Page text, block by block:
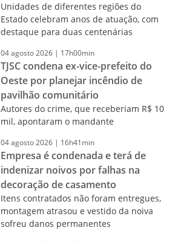
Unidades de diferentes regiões do
Estado celebram anos de atuação, com
destaque para duas centenárias
04agosto2026 | 17h00min
TJSC condena ex-vice-prefeito do
Oeste por planejar incêndio de
pavilhão comunitário
Autores do crime, que receberiam R$ 10
mil, apontaram o mandante
04agosto2026 | 16h41min
Empresa é condenada e terá de
indenizar noivos por falhas na
decoração de casamento
Itens contratados não foram entregues,
montagem atrasou e vestido da noiva
sofreu danos permanentes